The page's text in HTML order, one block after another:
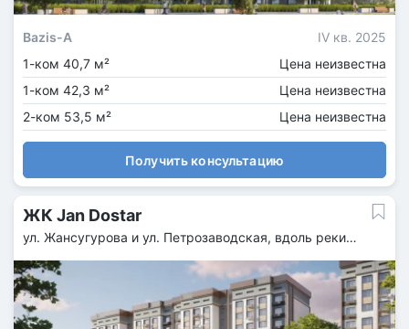
Bazis-A
IV кв. 2025
1-ком 40,7 м²
Цена неизвестна
1-ком 42,3 м²
Цена неизвестна
2-ком 53,5 м²
Цена неизвестна
Получить консультацию
ЖК Jan Dostar
ул. Жансугурова и ул. Петрозаводская, вдоль реки
Султан-Карасу